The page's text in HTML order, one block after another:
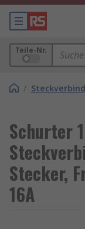
Teile-Nr.
/
Schurter
Stecker,
16A